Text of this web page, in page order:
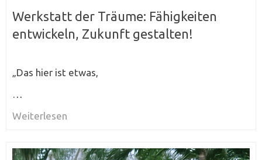
Werkstatt der Träume: Fähigkeiten
entwickeln, Zukunft gestalten!
„Das hier ist etwas,
Weiterlesen